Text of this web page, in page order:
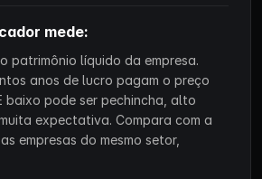
mede:
patrimônio líquido da empresa.
anos de lucro pagam o preço
baixo pode ser pechincha, alto
expectativa. Compara com a
empresas do mesmo setor,